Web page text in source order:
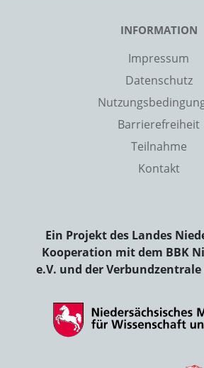
INFORMATION
Impressum
Datenschutz
Barrierefreiheit
Teilnahme
Kontakt
Ein Projekt des Landes
Kooperation mit dem BBK
e.V. und der Verbundzentrale